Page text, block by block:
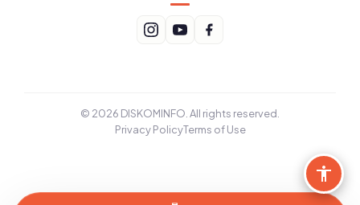
© 2026 DISKOMINFO. All rights reserved.
Privacy PolicyTerms of Use